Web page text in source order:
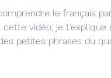
le français
cette vidéo, je t’explique
petites phrases du